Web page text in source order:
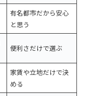
有名都市だから安心
と思う
便利さだけで選ぶ
家賃や立地だけで決
める